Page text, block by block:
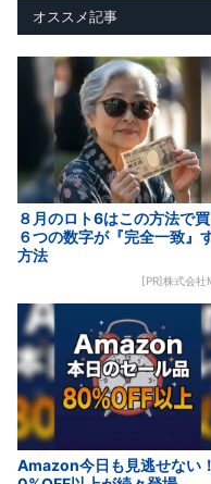
オススメ記事
８月のロト6はこの方法で
６つの数字が『完全一致』
方法
[PR]株式会社
Amazon今日も見逃せない